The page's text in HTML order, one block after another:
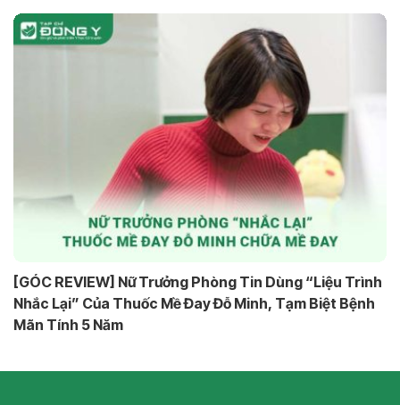
[GÓC REVIEW] Nữ Trưởng Phòng Tin Dùng “Liệu Trình
Nhắc Lại” Của Thuốc Mề Đay Đỗ Minh, Tạm Biệt Bệnh
Mãn Tính 5 Năm